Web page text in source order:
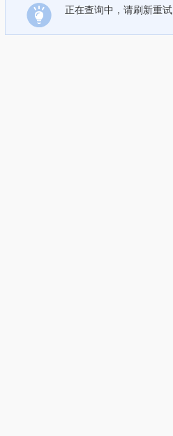
正在查询中，请刷新重试